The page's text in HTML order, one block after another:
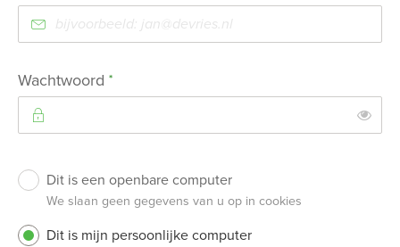
Wachtwoord *
InloggenDit is een openbare computer
We slaan geen gegevens van u op in cookies
Dit is mijn persoonlijke computer